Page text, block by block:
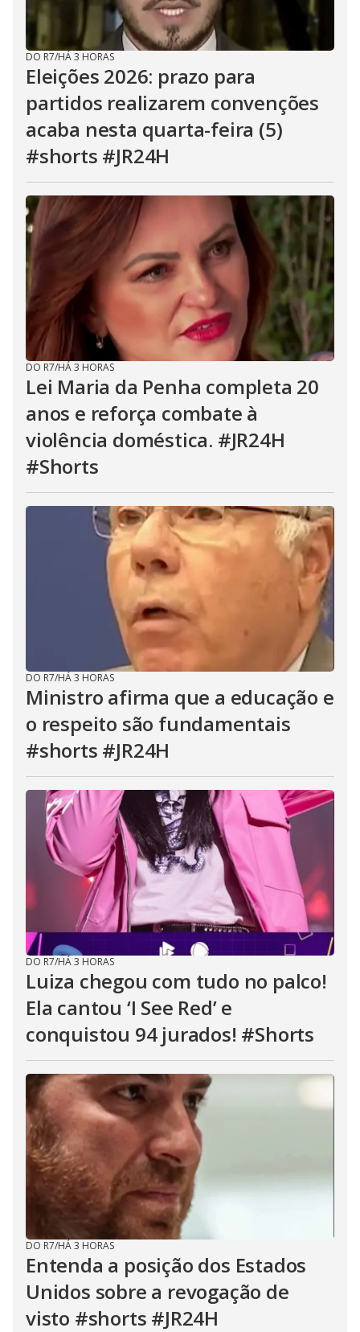
DO R7/HÁ 3 HORAS
Eleições 2026: prazo para
partidos realizarem convenções
acaba nesta quarta-feira (5)
#shorts #JR24H
DO R7/HÁ 3 HORAS
Lei Maria da Penha completa 20
anos e reforça combate à
violência doméstica. #JR24H
#Shorts
DO R7/HÁ 3 HORAS
Ministro afirma que a educação e
o respeito são fundamentais
#shorts #JR24H
DO R7/HÁ 3 HORAS
Luiza chegou com tudo no palco!
Ela cantou ‘I See Red’ e
conquistou 94 jurados! #Shorts
DO R7/HÁ 3 HORAS
Entenda a posição dos Estados
Unidos sobre a revogação de
visto #shorts #JR24H